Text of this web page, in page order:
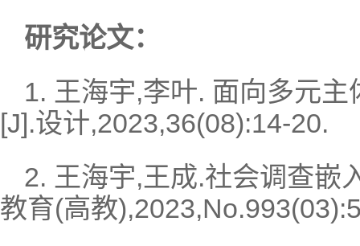
研究论文：
1. 王海宇,李叶. 面向多元
[J].设计,2023,36(08):14-20.
2. 王海宇,王成.社会调查嵌
教育(高教